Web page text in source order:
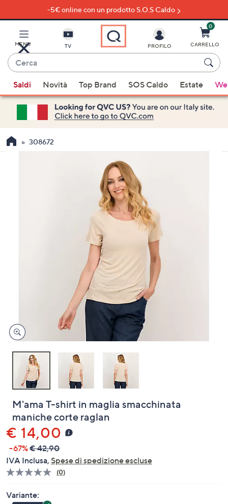
al
principale
-5€ online con un prodotto S.O.S Caldo
MENU TV
Cerca
sono
disponibili
suggerimenti,
usa
i
touch
per
PROFILO
0
CARRELLO
Saldi Novità Top Brand SOS Caldo Estate
308672
M'ama T-shirt in maglia smacchinata
maniche corte raglan
€ 14,00
-67%€ 42,90
IVA Inclusa, Spese di spedizione escluse
Nessuna
(0)
Variante: